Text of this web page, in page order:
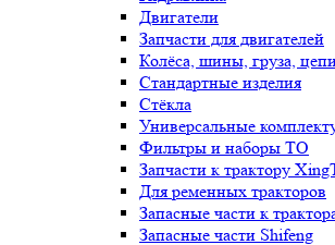
Двигатели
Запчасти для двигателей
Колёса, шины, груза,
Стандартные изделия
Стёкла
Универсальные
Фильтры и наборы ТО
Запчасти к трактору
Для ременных тракторов
Запасные части к
Запасные части Shifeng